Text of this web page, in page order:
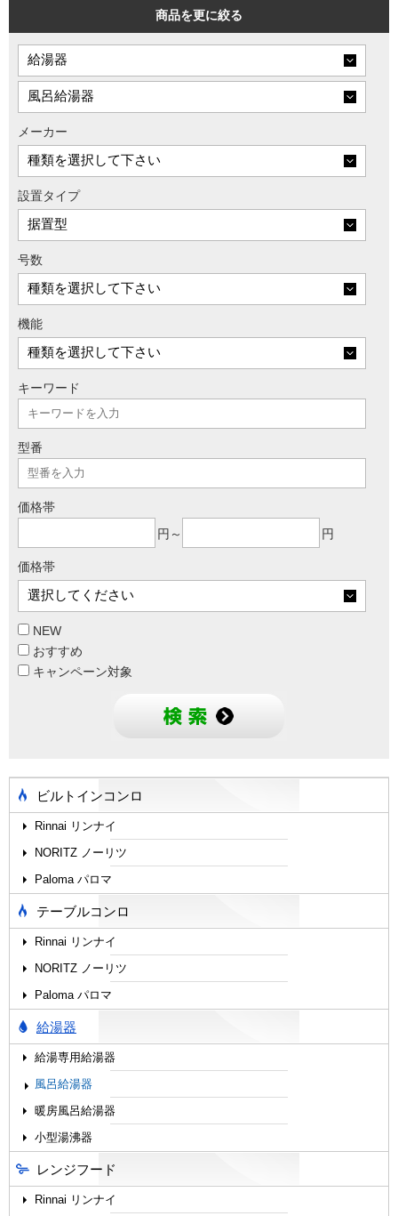
商品を更に絞る
メーカー
設置タイプ
号数
機能
キーワード
型番
価格帯
円～
円
価格帯
NEW
おすすめ
キャンペーン対象
ビルトインコンロ
Rinnai リンナイ
NORITZ ノーリツ
Paloma パロマ
テーブルコンロ
Rinnai リンナイ
NORITZ ノーリツ
Paloma パロマ
給湯器
給湯専用給湯器
風呂給湯器
暖房風呂給湯器
小型湯沸器
レンジフード
Rinnai リンナイ